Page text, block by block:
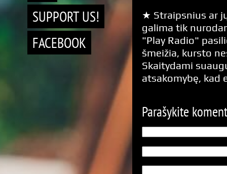
SUPPORT US!
FACEBOOK
★ Straipsnius ar
galima tik
"Play Radio"
šmeižia, kursto
Skaitydami
atsakomybę, kad
Parašykite